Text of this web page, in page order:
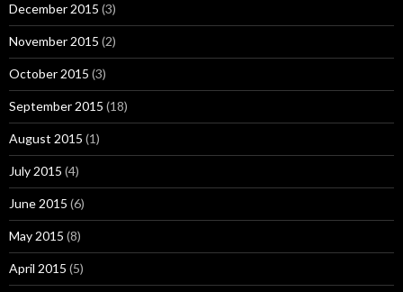
December 2015 (3)
November 2015 (2)
October 2015 (3)
September 2015 (18)
August 2015 (1)
July 2015 (4)
June 2015 (6)
May 2015 (8)
April 2015 (5)